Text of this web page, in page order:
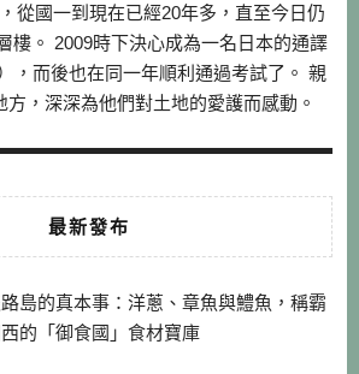
從國一到現在已經20年多，直至今日仍
樓。 2009時下決心成為一名日本的通譯
，而後也在同一年順利通過考試了。 親
方，深深為他們對土地的愛護而感動。
最新發布
島的真本事：洋蔥、章魚與鱧魚，稱霸
西的「御食國」食材寶庫